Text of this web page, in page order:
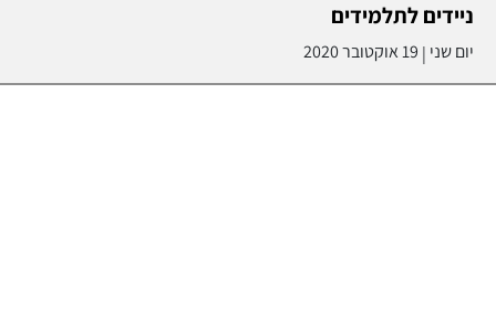
ניידים לתלמידים
יום שני | 19 אוקטובר 2020